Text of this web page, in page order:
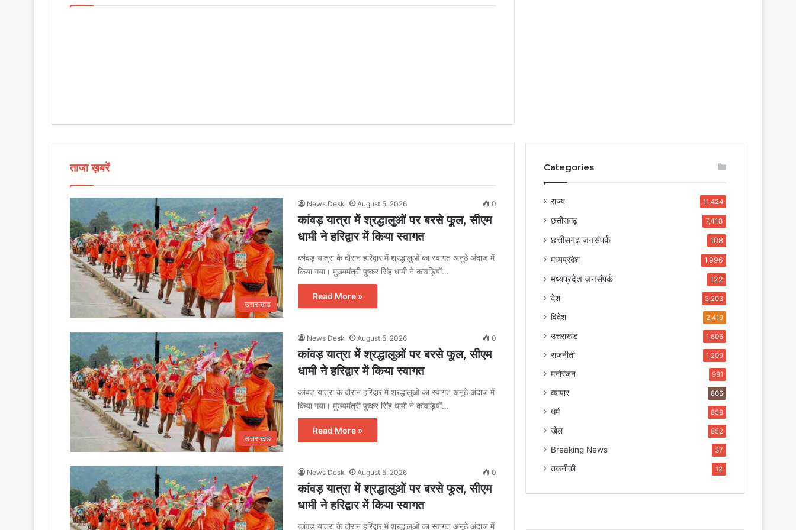
ताजा ख़बरें
उत्तराखंड
News Desk August 5, 2026 0
कांवड़ यात्रा में श्रद्धालुओं पर बरसे फूल, सीएम
धामी ने हरिद्वार में किया स्वागत
कांवड़ यात्रा के दौरान हरिद्वार में श्रद्धालुओं का स्वागत अनूठे अंदाज में
किया गया। मुख्यमंत्री पुष्कर सिंह धामी ने कांवड़ियों…
Read More »
उत्तराखंड
News Desk August 5, 2026 0
कांवड़ यात्रा में श्रद्धालुओं पर बरसे फूल, सीएम
धामी ने हरिद्वार में किया स्वागत
कांवड़ यात्रा के दौरान हरिद्वार में श्रद्धालुओं का स्वागत अनूठे अंदाज में
किया गया। मुख्यमंत्री पुष्कर सिंह धामी ने कांवड़ियों…
Read More »
News Desk August 5, 2026 0
कांवड़ यात्रा में श्रद्धालुओं पर बरसे फूल, सीएम
धामी ने हरिद्वार में किया स्वागत
कांवड़ यात्रा के दौरान हरिद्वार में श्रद्धालुओं का स्वागत अनूठे अंदाज में
Categories
राज्य 11,424
छत्तीसगढ़ 7,418
छत्तीसगढ़ जनसंपर्क 108
मध्यप्रदेश 1,996
मध्यप्रदेश जनसंपर्क 122
देश 3,203
विदेश 2,419
उत्तराखंड 1,606
राजनीती 1,209
मनोरंजन 991
व्यापार 866
धर्म 858
खेल 852
Breaking News 37
तकनीकी 12